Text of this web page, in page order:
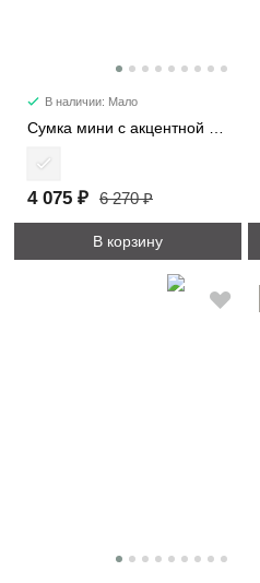
В наличии: Мало
Сумка мини с акцентной деталью 7053-1
4 075 ₽ 6 270 ₽
В корзину